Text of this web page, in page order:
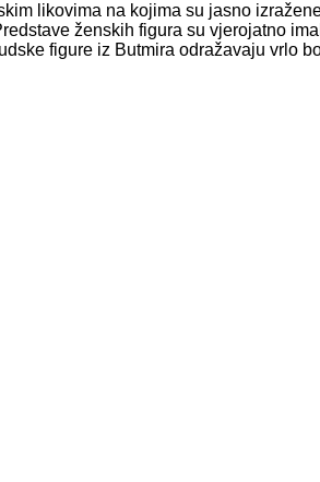
likovima na kojima su jasno
ženskih figura su vjerojatno
figure iz Butmira odražavaju vrlo